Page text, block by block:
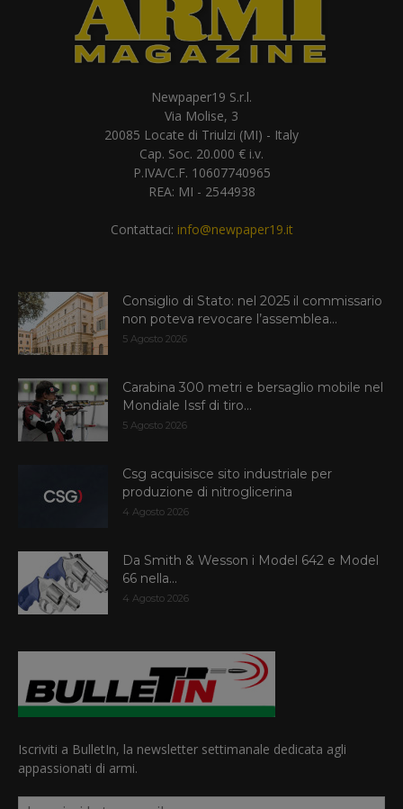
Newpaper19 S.r.l.
Via Molise, 3
20085 Locate di Triulzi (MI) - Italy
Cap. Soc. 20.000 € i.v.
P.IVA/C.F. 10607740965
REA: MI - 2544938
Contattaci: info@newpaper19.it
Consiglio di Stato: nel 2025 il commissario
non poteva revocare l’assemblea...
5 Agosto 2026
Carabina 300 metri e bersaglio mobile nel
Mondiale Issf di tiro...
5 Agosto 2026
Csg acquisisce sito industriale per
produzione di nitroglicerina
4 Agosto 2026
Da Smith & Wesson i Model 642 e Model
66 nella...
4 Agosto 2026
Iscriviti a BulletIn, la newsletter settimanale dedicata agli
appassionati di armi.